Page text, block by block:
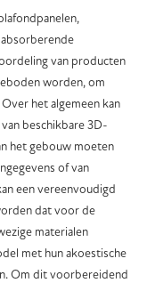
van producten
worden, om
het algemeen kan
beschikbare 3D-
het gebouw moeten
of van
een vereenvoudigd
dat voor de
materialen
met hun akoestische
Om dit voorbereidend